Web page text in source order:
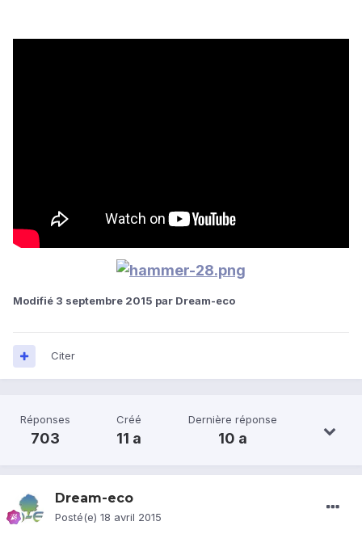
Modifié 3 septembre 2015 par Dream-eco
Citer
Réponses
703
Créé
11 a
Dernière réponse
10 a
Dream-eco
Posté(e) 18 avril 2015